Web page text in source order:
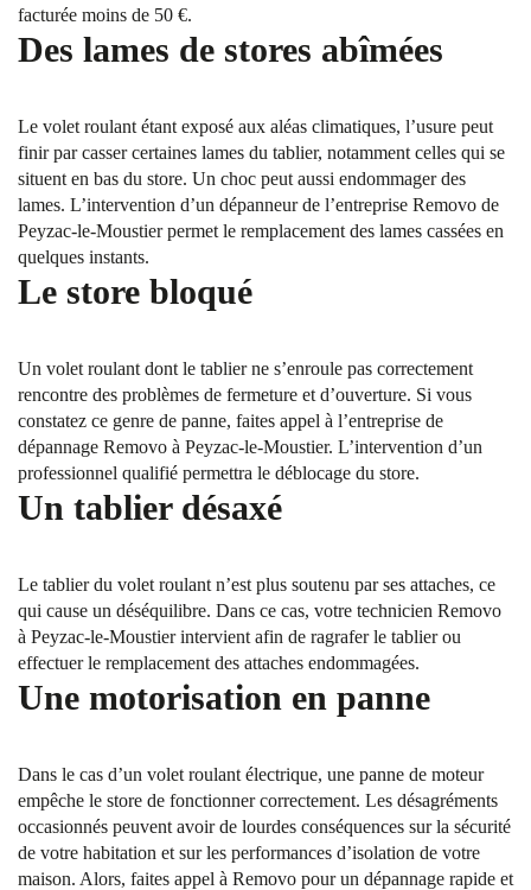
facturée moins de 50 €.
Des lames de stores abîmées
Le volet roulant étant exposé aux aléas climatiques, l’usure peut
finir par casser certaines lames du tablier, notamment celles qui se
situent en bas du store. Un choc peut aussi endommager des
lames. L’intervention d’un dépanneur de l’entreprise Removo de
Peyzac-le-Moustier permet le remplacement des lames cassées en
quelques instants.
Le store bloqué
Un volet roulant dont le tablier ne s’enroule pas correctement
rencontre des problèmes de fermeture et d’ouverture. Si vous
constatez ce genre de panne, faites appel à l’entreprise de
dépannage Removo à Peyzac-le-Moustier. L’intervention d’un
professionnel qualifié permettra le déblocage du store.
Un tablier désaxé
Le tablier du volet roulant n’est plus soutenu par ses attaches, ce
qui cause un déséquilibre. Dans ce cas, votre technicien Removo
à Peyzac-le-Moustier intervient afin de ragrafer le tablier ou
effectuer le remplacement des attaches endommagées.
Une motorisation en panne
Dans le cas d’un volet roulant électrique, une panne de moteur
empêche le store de fonctionner correctement. Les désagréments
occasionnés peuvent avoir de lourdes conséquences sur la sécurité
de votre habitation et sur les performances d’isolation de votre
maison. Alors, faites appel à Removo pour un dépannage rapide et